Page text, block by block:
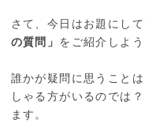
さて、今日はお題にし
の質問」 をご紹介しよ
誰かが疑問に思うこと
しゃる方がいるのでは
ます。